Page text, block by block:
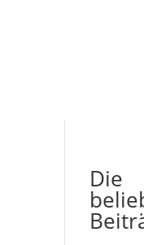
Die